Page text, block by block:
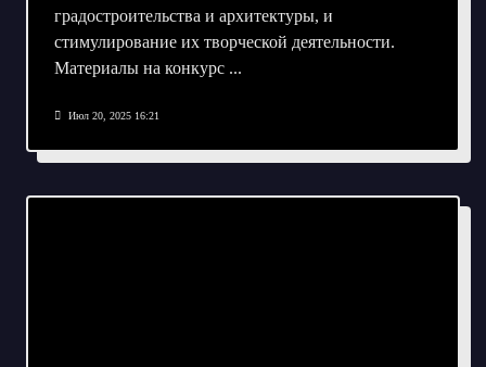
градостроительства и архитектуры, и
стимулирование их творческой деятельности.
Материалы на конкурс ...
Июл 20, 2025 16:21